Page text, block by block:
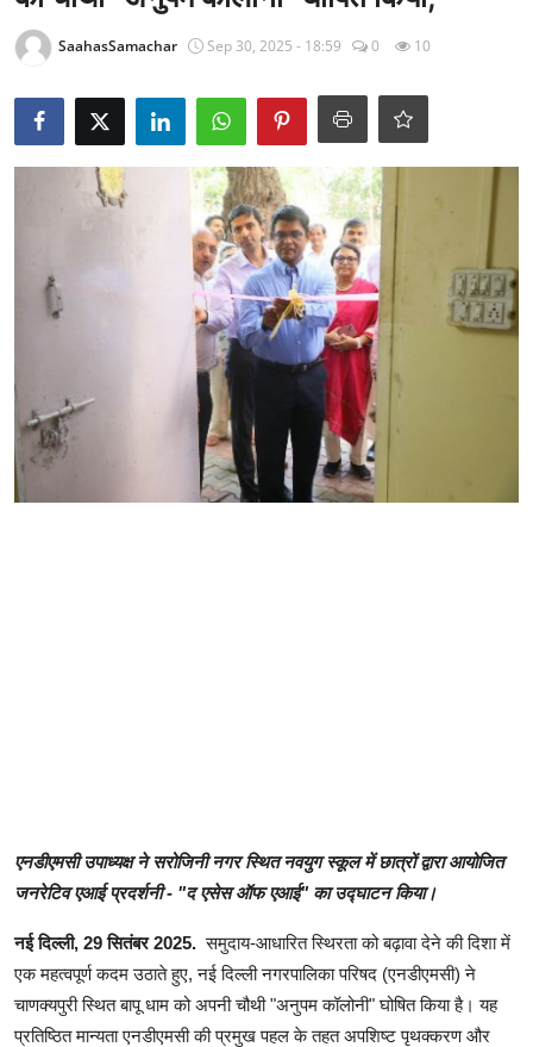
Epaper
SaahasSamachar Sep 30, 2025 - 18:59 0 10
एनडीएमसी उपाध्यक्ष ने सरोजिनी नगर स्थित नवयुग स्कूल में छात्रों द्वारा आयोजित
जनरेटिव एआई प्रदर्शनी - "द एसेस ऑफ एआई" का उद्घाटन किया।
नई दिल्ली, 29 सितंबर 2025.समुदाय-आधारित स्थिरता को बढ़ावा देने की दिशा में
एक महत्वपूर्ण कदम उठाते हुए, नई दिल्ली नगरपालिका परिषद (एनडीएमसी) ने
चाणक्यपुरी स्थित बापू धाम को अपनी चौथी "अनुपम कॉलोनी" घोषित किया है। यह
प्रतिष्ठित मान्यता एनडीएमसी की प्रमुख पहल के तहत अपशिष्ट पृथक्करण और